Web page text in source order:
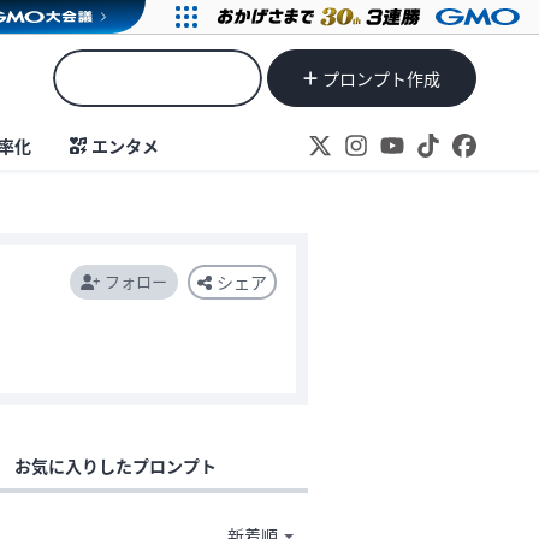
プロンプト作成
化 エンタメ
フォロー シェア
お気に入りしたプロンプト